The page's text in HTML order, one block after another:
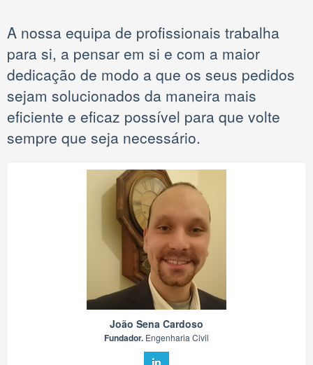
SERVIÇOS
PROJETOS
CONTACTOS
A nossa equipa de profissionais trabalha
para si, a pensar em si e com a maior
dedicação de modo a que os seus pedidos
sejam solucionados da maneira mais
eficiente e eficaz possível para que volte
sempre que seja necessário.
João Sena Cardoso
Fundador. Engenharia Civil